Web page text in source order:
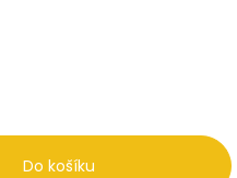
Do košíku